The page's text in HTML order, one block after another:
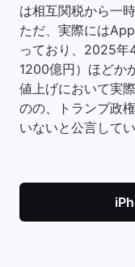
は相互関税から一
ただ、実際には
っており、2025年
1200億円）ほどか
値上げにおいて実
のの、トランプ政
いないと公言して